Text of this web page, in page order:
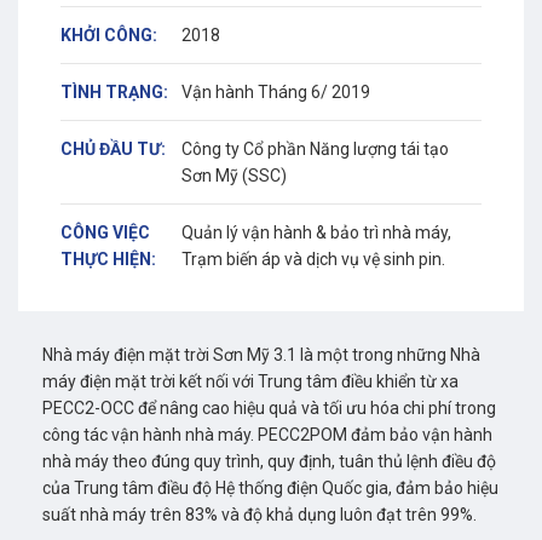
KHỞI CÔNG: 2018
TÌNH TRẠNG: Vận hành Tháng 6/ 2019
CHỦ ĐẦU TƯ:
Công ty Cổ phần Năng lượng tái tạo
Sơn Mỹ (SSC)
CÔNG VIỆC
THỰC HIỆN:
Quản lý vận hành & bảo trì nhà máy,
Trạm biến áp và dịch vụ vệ sinh pin.
Nhà máy điện mặt trời Sơn Mỹ 3.1 là một trong những Nhà
máy điện mặt trời kết nối với Trung tâm điều khiển từ xa
PECC2-OCC để nâng cao hiệu quả và tối ưu hóa chi phí trong
công tác vận hành nhà máy. PECC2POM đảm bảo vận hành
nhà máy theo đúng quy trình, quy định, tuân thủ lệnh điều độ
của Trung tâm điều độ Hệ thống điện Quốc gia, đảm bảo hiệu
suất nhà máy trên 83% và độ khả dụng luôn đạt trên 99%.